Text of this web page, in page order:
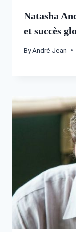
Natasha
et succès
ByAndré Jean